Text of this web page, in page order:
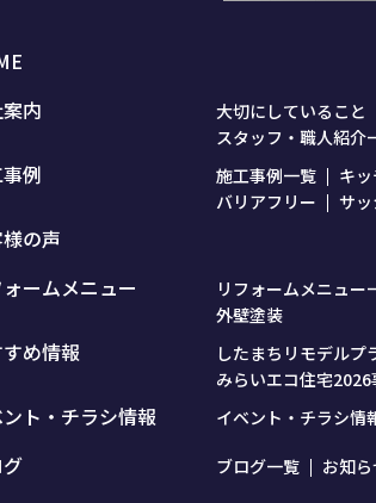
内
大切にしていること
スタッフ・職人紹介
例 施工事例一覧 キ
バリアフリー
サ
の声
ォームメニュー
リフォームメニュー
外壁塗装
め情報 したまちリモデルプ
みらいエコ住宅2026
ト・チラシ情報 イベント・チラシ情
ブログ一覧 お知ら